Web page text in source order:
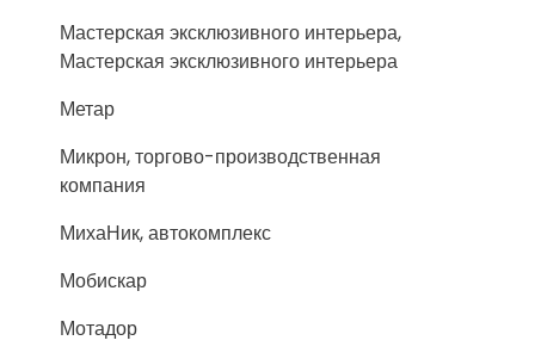
Мастерская эксклюзивного интерьера,
Мастерская эксклюзивного интерьера
Метар
Микрон, торгово-производственная
компания
МихаНик, автокомплекс
Мобискар
Мотадор